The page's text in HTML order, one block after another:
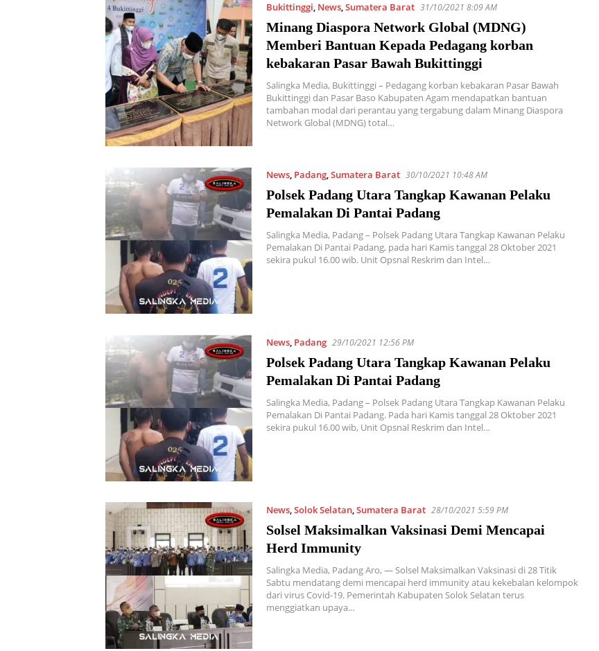
Bukittinggi, News,Sumatera Barat 31/10/2021 8:09 AM
Minang Diaspora Network Global (MDNG)
Memberi Bantuan Kepada Pedagang korban
kebakaran Pasar Bawah Bukittinggi
Salingka Media, Bukittinggi – Pedagang korban kebakaran Pasar Bawah
Bukittinggi dan Pasar Baso Kabupaten Agam mendapatkan bantuan
tambahan modal dari perantau yang tergabung dalam Minang Diaspora
Network Global (MDNG) total…
News, Padang,Sumatera Barat 30/10/2021 10:48 AM
Polsek Padang Utara Tangkap Kawanan Pelaku
Pemalakan Di Pantai Padang
Salingka Media, Padang – Polsek Padang Utara Tangkap Kawanan Pelaku
Pemalakan Di Pantai Padang, pada hari Kamis tanggal 28 Oktober 2021
sekira pukul 16.00 wib. Unit Opsnal Reskrim dan Intel…
News, Padang 29/10/2021 12:56 PM
Polsek Padang Utara Tangkap Kawanan Pelaku
Pemalakan Di Pantai Padang
Salingka Media, Padang – Polsek Padang Utara Tangkap Kawanan Pelaku
Pemalakan Di Pantai Padang. Pada hari Kamis tanggal 28 Oktober 2021
sekira pukul 16.00 wib, Unit Opsnal Reskrim dan Intel…
News,Solok Selatan,Sumatera Barat 28/10/2021 5:59 PM
Solsel Maksimalkan Vaksinasi Demi Mencapai
Herd Immunity
Salingka Media, Padang Aro, — Solsel Maksimalkan Vaksinasi di 28 Titik
Sabtu mendatang demi mencapai herd immunity atau kekebalan kelompok
dari virus Covid-19. Pemerintah Kabupaten Solok Selatan terus
menggiatkan upaya…